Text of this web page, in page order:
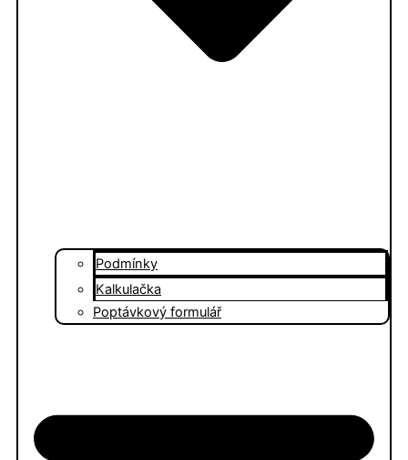
Podmínky
Kalkulačka
Poptávkový formulář